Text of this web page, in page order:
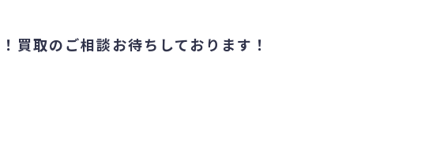
買取のご相談お待ちしております！